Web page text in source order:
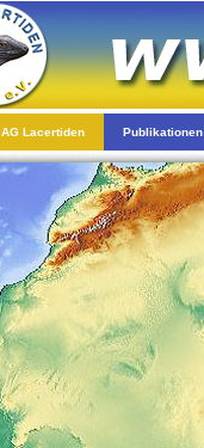
AG Lacertiden Publikationen